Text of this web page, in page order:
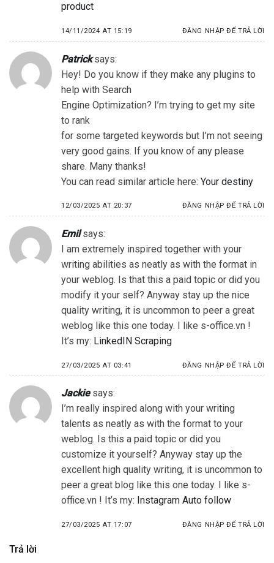
product
14/11/2024 AT 15:19 ĐĂNG NHẬP ĐỂ TRẢ LỜI
Patrick says:
Hey! Do you know if they make any plugins to
help with Search
Engine Optimization? I’m trying to get my site
to rank
for some targeted keywords but I’m not seeing
very good gains. If you know of any please
share. Many thanks!
You can read similar article here: Your destiny
12/03/2025 AT 20:37 ĐĂNG NHẬP ĐỂ TRẢ LỜI
Emil says:
I am extremely inspired together with your
writing abilities as neatly as with the format in
your weblog. Is that this a paid topic or did you
modify it your self? Anyway stay up the nice
quality writing, it is uncommon to peer a great
weblog like this one today. I like s-office.vn !
It’s my: LinkedIN Scraping
27/03/2025 AT 03:41 ĐĂNG NHẬP ĐỂ TRẢ LỜI
Jackie says:
I’m really inspired along with your writing
talents as neatly as with the format to your
weblog. Is this a paid topic or did you
customize it yourself? Anyway stay up the
excellent high quality writing, it is uncommon to
peer a great blog like this one today. I like s-
office.vn ! It’s my: Instagram Auto follow
27/03/2025 AT 17:07 ĐĂNG NHẬP ĐỂ TRẢ LỜI
Trả lời